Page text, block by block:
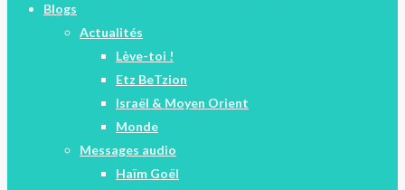
Blogs
Actualités
Lève-toi !
Etz BeTzion
Israël & Moyen Orient
Monde
Messages audio
Haïm Goël